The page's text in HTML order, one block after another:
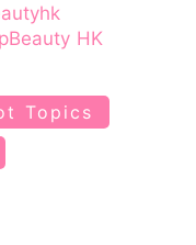
HK
Topics